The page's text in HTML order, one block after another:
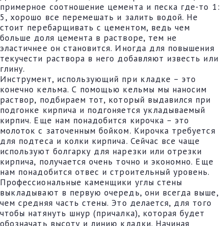
примерное соотношение цемента и песка где-то 1:
5, хорошо все перемешать и залить водой. Не
стоит перебарщивать с цементом, ведь чем
больше доля цемента в растворе, тем не
эластичнее он становится. Иногда для повышения
текучести раствора в него добавляют известь или
глину.
Инструмент, использующий при кладке – это
конечно кельма. С помощью кельмы мы наносим
раствор, подбираем тот, который выдавился при
подгонке кирпича и подгоняется укладываемый
кирпич. Еще нам понадобится кирочка – это
молоток с заточенным бойком. Кирочка требуется
для подтеса и колки кирпича. Сейчас все чаще
используют болгарку для нарезки или отрезки
кирпича, получается очень точно и экономно. Еще
нам понадобится отвес и строительный уровень.
Профессиональные каменщики углы стены
выкладывают в первую очередь, они всегда выше,
чем средняя часть стены. Это делается, для того
чтобы натянуть шнур (причалка), которая будет
обозначать высоту и линию кладки. Начиная